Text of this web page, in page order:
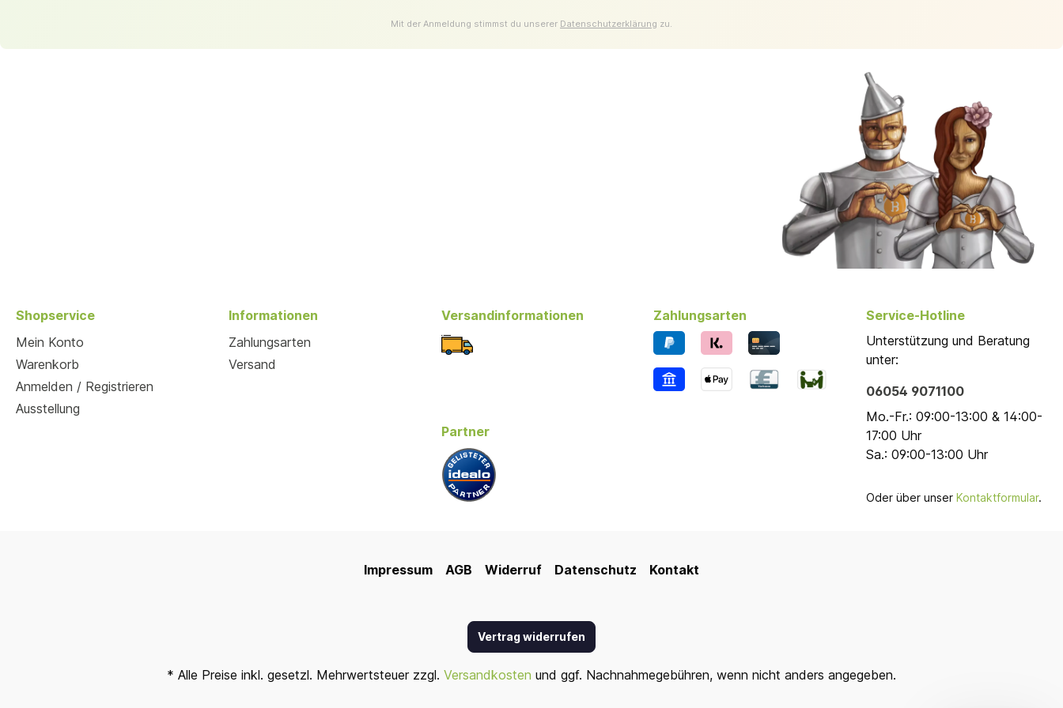
Mit der Anmeldung stimmst du unserer Datenschutzerklärung zu.
Shopservice
Mein Konto
Warenkorb
Anmelden / Registrieren
Ausstellung
Informationen
Zahlungsarten
Versand
Versandinformationen
Partner
Zahlungsarten
Service-Hotline
Unterstützung und Beratung
unter:
06054 9071100
Mo.-Fr.: 09:00-13:00 & 14:00-
17:00 Uhr
Sa.: 09:00-13:00 Uhr
Oder über unserKontaktformular.
Impressum AGB Widerruf Datenschutz Kontakt
Vertrag widerrufen
* Alle Preise inkl. gesetzl. Mehrwertsteuer zzgl. Versandkosten und ggf. Nachnahmegebühren, wenn nicht anders angegeben.